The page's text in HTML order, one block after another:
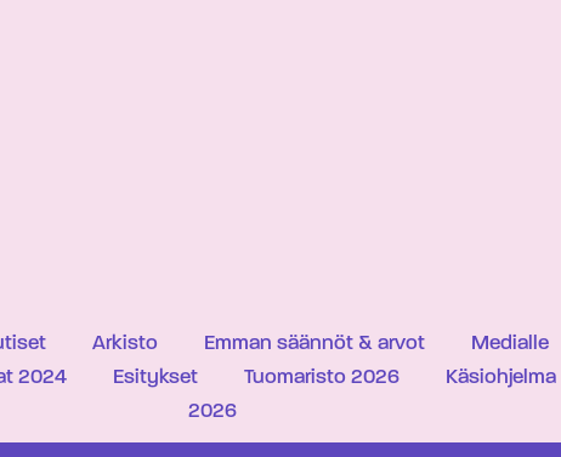
Arkisto Emman säännöt & arvot Medialle
2024 Esitykset Tuomaristo 2026 Käsiohjelma
2026